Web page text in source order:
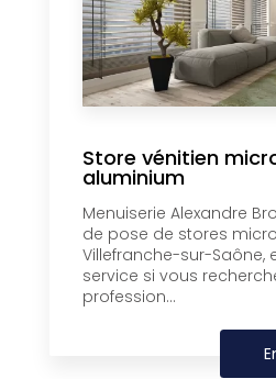
Store vénitien
aluminium
Menuiserie Alexandre
de pose de stores
Villefranche-sur-Saône,
service si vous
profession...